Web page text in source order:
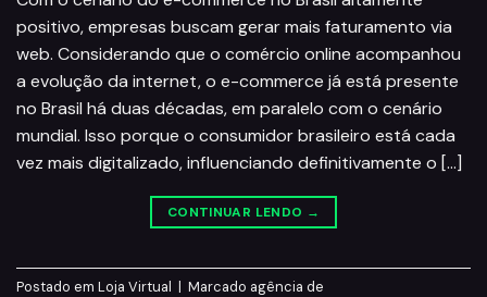
positivo, empresas buscam gerar mais faturamento via
web. Considerando que o comércio online acompanhou
a evolução da internet, o e-commerce já está presente
no Brasil há duas décadas, em paralelo com o cenário
mundial. Isso porque o consumidor brasileiro está cada
vez mais digitalizado, influenciando definitivamente o […]
CONTINUAR LENDO →
Postado em Loja Virtual | Marcado agência de